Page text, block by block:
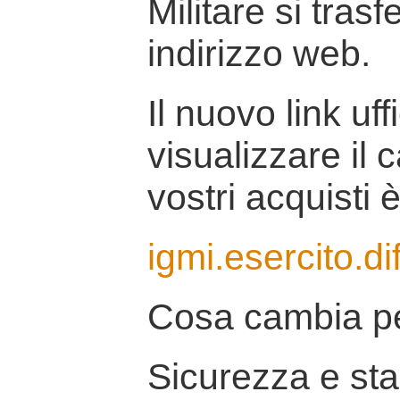
Militare si
indirizzo web.
Il nuovo link
visualizzare il
vostri acquisti
Cosa cambia
Sicurezza e